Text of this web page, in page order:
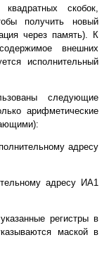
скобок,
получить новый
через память). К
внешних
исполнительный
следующие
арифметические
адресу
адресу ИА1
регистры в
маской в